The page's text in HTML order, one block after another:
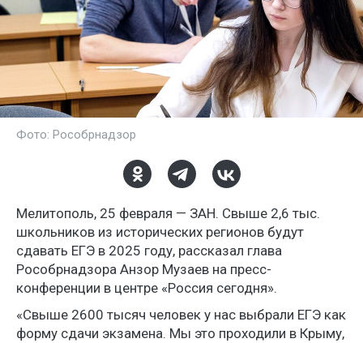
Фото: Рособрнадзор
Мелитополь, 25 февраля — ЗАН. Свыше 2,6 тыс.
школьников из исторических регионов будут
сдавать ЕГЭ в 2025 году, рассказал глава
Рособрнадзора Анзор Музаев на пресс-
конференции в центре «Россия сегодня».
«Свыше 2600 тысяч человек у нас выбрали ЕГЭ как
форму сдачи экзамена. Мы это проходили в Крыму,